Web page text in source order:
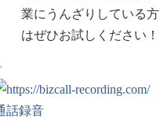
業にうんざりしている方
はぜひお試しください！
話録音